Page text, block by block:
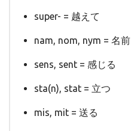
super- = 越えて
nam, nom, nym = 名前
sens, sent = 感じる
sta(n), stat = 立つ
mis, mit = 送る